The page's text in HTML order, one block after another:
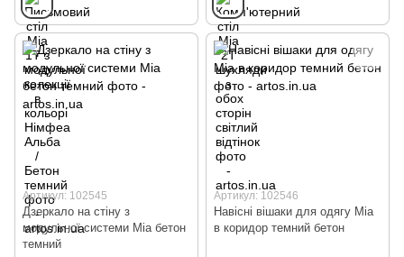
Артикул: 102545
Дзеркало на стіну з
модульної системи Mia бетон
темний
Артикул: 102546
Навісні вішаки для одягу Mia
в коридор темний бетон